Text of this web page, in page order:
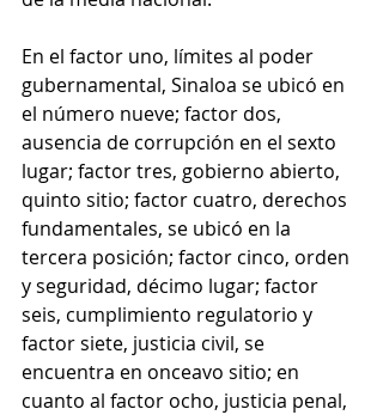
En el factor uno, límites al poder
gubernamental, Sinaloa se ubicó en
el número nueve; factor dos,
ausencia de corrupción en el sexto
lugar; factor tres, gobierno abierto,
quinto sitio; factor cuatro, derechos
fundamentales, se ubicó en la
tercera posición; factor cinco, orden
y seguridad, décimo lugar; factor
seis, cumplimiento regulatorio y
factor siete, justicia civil, se
encuentra en onceavo sitio; en
cuanto al factor ocho, justicia penal,